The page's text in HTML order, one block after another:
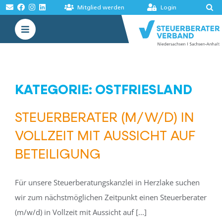
Zum
Inhalt
springen
Mitglied werden Login
Toggle
Navigation
BÖRSEN
KATEGORIE: OSTFRIESLAND
STEUERBERATER (M/W/D) IN
VOLLZEIT MIT AUSSICHT AUF
BETEILIGUNG
Für unsere Steuerberatungskanzlei in Herzlake suchen
wir zum nächstmöglichen Zeitpunkt einen Steuerberater
(m/w/d) in Vollzeit mit Aussicht auf [...]